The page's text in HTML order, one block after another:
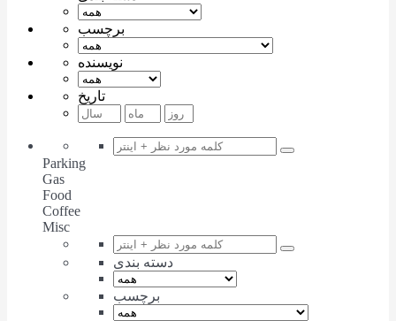
برچسب
نویسنده
تاریخ
Parking
Gas
Food
Coffee
Misc
دسته بندی
برچسب